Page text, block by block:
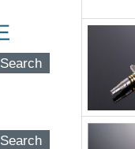
Search
Search